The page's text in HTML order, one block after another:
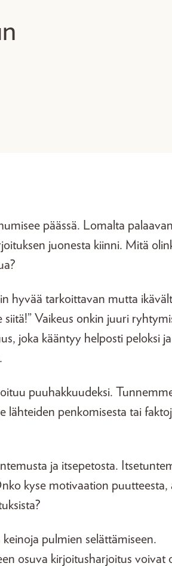
päässä. Lomalta palaavan
juonesta kiinni. Mitä
hyvää tarkoittavan mutta
Vaikeus onkin juuri
joka kääntyy helposti peloksi ja
puuhakkuudeksi.
lähteiden penkomisesta tai
ja itsepetosta.
kyse motivaation puutteesta,
pulmien selättämiseen.
osuva kirjoitusharjoitus voivat